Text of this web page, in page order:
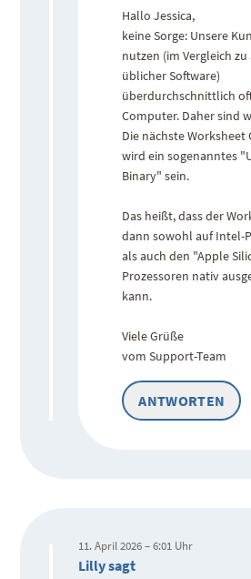
Hallo Jessica,
keine Sorge: Unsere
nutzen (im Vergleich
üblicher Software)
überdurchschnittlich
Computer. Daher sind
Die nächste Worksheet
wird ein sogenanntes
Binary" sein.
Das heißt, dass der
dann sowohl auf Intel-
als auch den "Apple
Prozessoren nativ
kann.
Viele Grüße
vom Support-Team
ANTWORTEN
11. April 2026 – 6:01 Uhr
Lilly sagt